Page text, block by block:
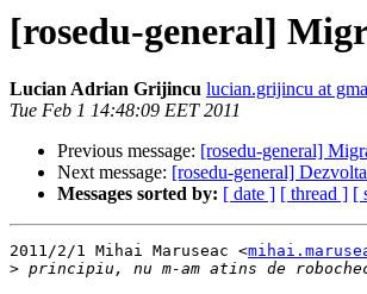
[rosedu-general]
Lucian Adrian Grijincu lucian.grijincu at
Tue Feb 1 14:48:09 EET 2011
Previous message: [rosedu-general]
Next message: [rosedu-general]
Messages sorted by: [ date ] [ thread ] [
2011/2/1 Mihai Maruseac <
>